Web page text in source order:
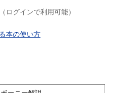
ログインで利用可能）
本の使い方